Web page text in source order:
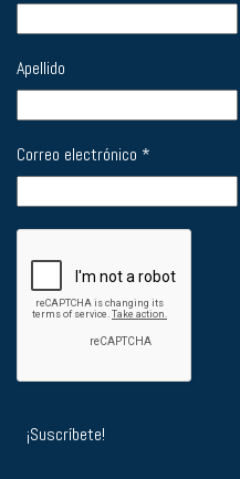
Apellido
Correo electrónico *